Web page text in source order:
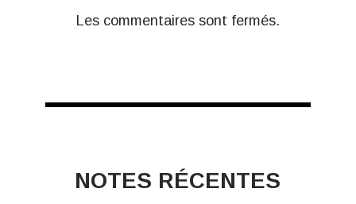
Les commentaires sont fermés.
NOTES RÉCENTES